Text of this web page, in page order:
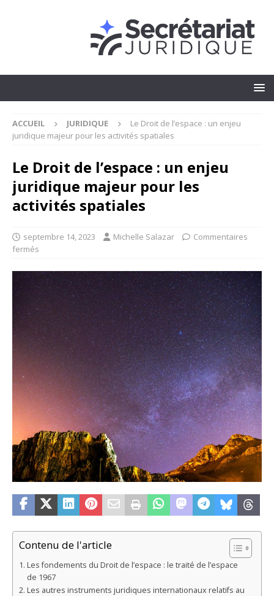
ACCUEIL JURIDIQUE
Le Droit de l’espace : un enjeu
juridique majeur pour les activités spatiales
Le Droit de l’espace : un enjeu
juridique majeur pour les
activités spatiales
septembre 14, 2023 Michelle Salazar
Commentaires
fermés
Contenu de l'article
Les fondements du Droit de l’espace : le traité de l’espace
de 1967
Les autres instruments juridiques internationaux relatifs au